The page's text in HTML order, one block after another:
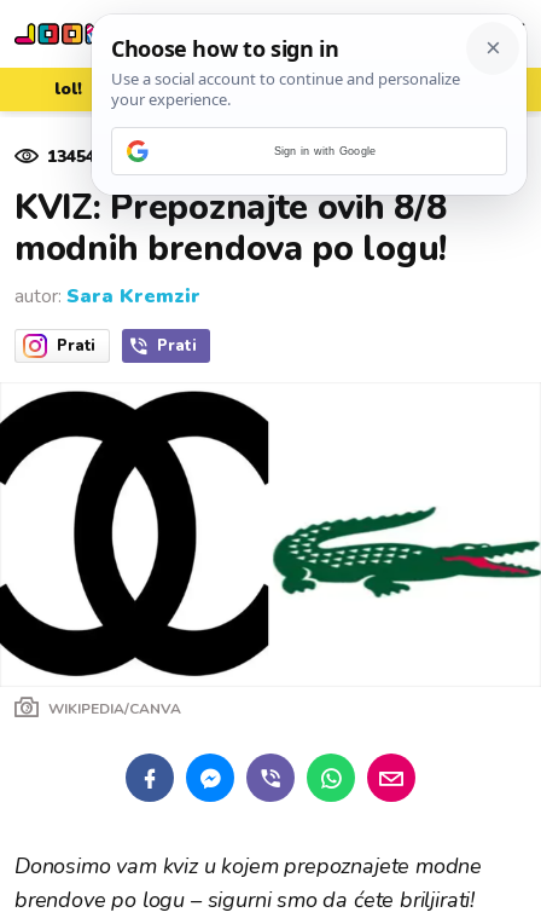
lol! aww vrh! woot?!
13454 pregleda
KVIZ: Prepoznajte ovih 8/8
modnih brendova po logu!
autor: Sara Kremzir
Prati Prati
WIKIPEDIA/CANVA
Donosimo vam kviz u kojem prepoznajete modne
brendove po logu – sigurni smo da ćete briljirati!
Sign in with Google